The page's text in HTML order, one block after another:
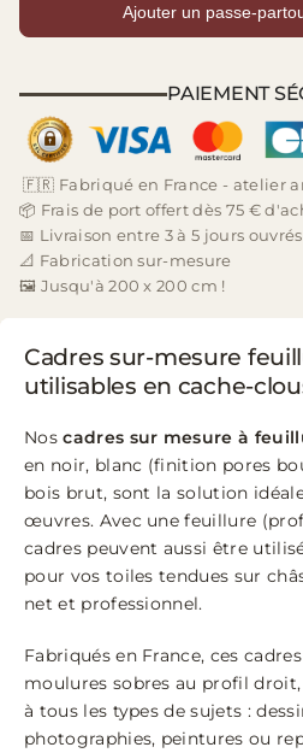
Ajouter un passe-
PAIEMENT
🇫🇷 Fabriqué en France - atelier
📦 Frais de port offert dès 75 €
📅 Livraison entre 3 à 5 jours ouvrés
📐 Fabrication sur-mesure
🖼️ Jusqu'à 200 x 200 cm !
Cadres sur-mesure
utilisables en cache-
Noscadres sur mesure à
en noir, blanc (finition pores
bois brut, sont la solution
œuvres. Avec une feuillure
cadres peuvent aussi être
pour vos toiles tendues sur
net et professionnel.
Fabriqués en France, ces
moulures sobres au profil
à tous les types de sujets :
photographies, peintures ou